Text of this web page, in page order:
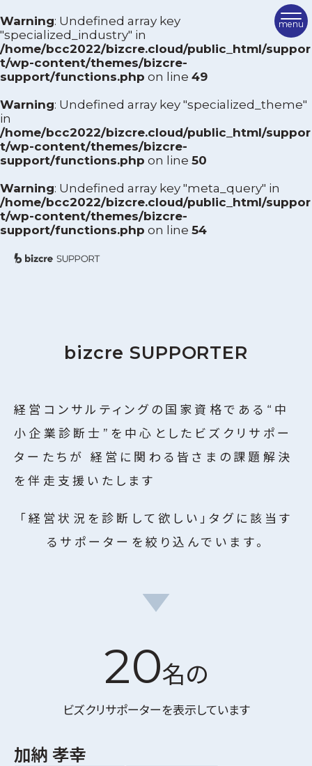
Warning: Undefined array key
"specialized_industry" in
/home/bcc2022/bizcre.cloud/public_html/suppor
t/wp-content/themes/bizcre-
support/functions.php on line 49
Warning: Undefined array key "specialized_theme"
in
/home/bcc2022/bizcre.cloud/public_html/suppor
t/wp-content/themes/bizcre-
support/functions.php on line 50
Warning: Undefined array key "meta_query" in
/home/bcc2022/bizcre.cloud/public_html/suppor
t/wp-content/themes/bizcre-
support/functions.php on line 54
TOP
ビズクリサポートとは
ご利用方法
サポーター紹介
サポーターを検索
相談を申し込む
利用規約
個人情報保護方針
bizcre SUPPORTER
経営コンサルティングの国家資格である“中
小企業診断士”を中心としたビズクリサポー
ターたちが
経営に関わる皆さまの課題解決
を伴走支援いたします
「経営状況を診断して欲しい」タグに該当す
るサポーターを絞り込んでいます。
20名の
ビズクリサポーターを表示しています
加納 孝幸
専門業種から絞り込む
飲食業
運送業
卸売業
建設業
小売業
サービス業
その他
専門テーマから絞り込む
経営全般
組織・人事
マーケティング
財務
生産
商店街・まちづくり
20名のサポーターが登録しています
絞り込む